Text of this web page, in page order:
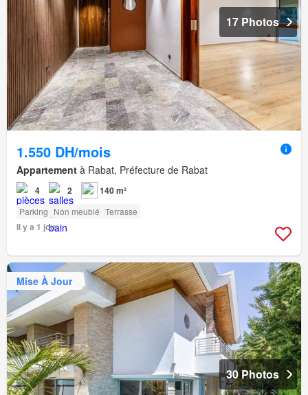
17 Photos
1.550 DH/mois
Appartement à Rabat, Préfecture de Rabat
4 2 140 m²
Parking Non meublé Terrasse
Il y a 1 jour
Mise À Jour
30 Photos